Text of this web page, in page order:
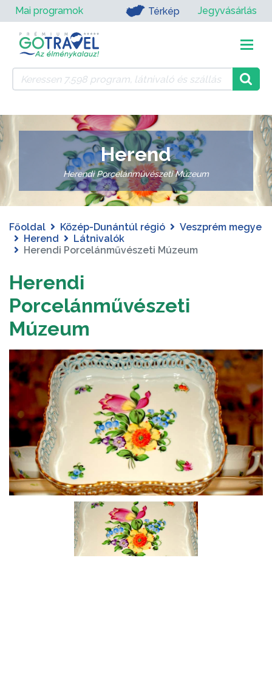
Mai programok Térkép Jegyvásárlás
Herend
Herendi Porcelánművészeti Múzeum
Főoldal Közép-Dunántúl régió
Veszprém megye
Herend
Látnivalók
Herendi Porcelánművészeti Múzeum
Herendi
Porcelánművészeti
Múzeum